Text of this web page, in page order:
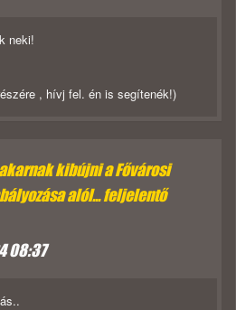
neki!
, hívj fel. én is segítenék!)
kibújni a Fővárosi
alól... feljelentő
08:37